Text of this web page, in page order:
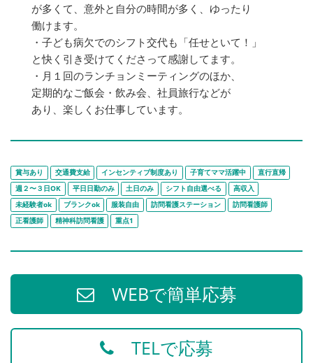
が多くて、意外と自分の時間が多く、ゆったり
働けます。
・子ども病欠でのシフト交代も「任せといて！」
と快く引き受けてくださって感謝してます。
・月１回のランチョンミーティングのほか、
定期的なご飯会・飲み会、社員旅行などが
あり、楽しくお仕事しています。
賞与あり 交通費支給 インセンティブ制度あり 子育てママ活躍中
直行直帰
週２〜３日OK
平日日勤のみ 土日のみ シフト自由選べる
高収入
未経験者ok
ブランクok 服装自由 訪問看護ステーション
訪問看護師
正看護師
精神科訪問看護 重点1
WEBで簡単応募
TELで応募